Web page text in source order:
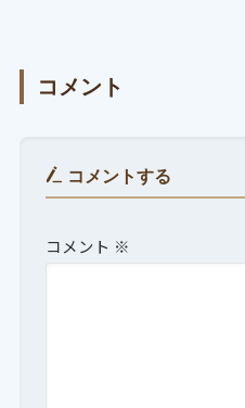
コメント
コメントする
コメント ※